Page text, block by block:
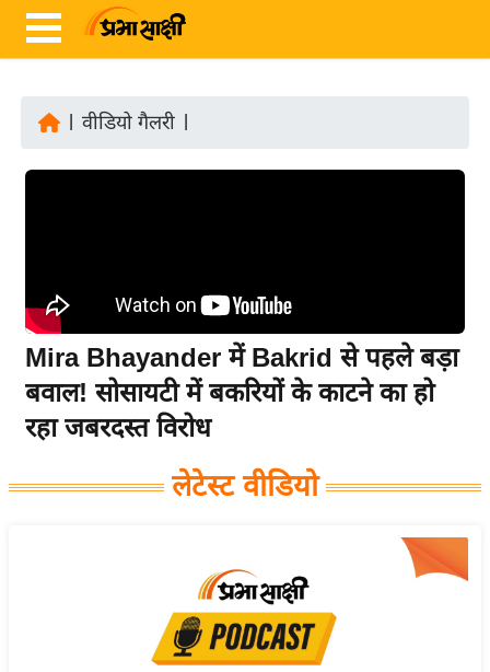
रा
ष्ट्री
य
अं
त
ष्ट्री
वीडियो गैलरी
Mira Bhayander में Bakrid से पहले बड़ा
बवाल! सोसायटी में बकरियों के काटने का हो
रहा जबरदस्त विरोध
लेटेस्ट वीडियो